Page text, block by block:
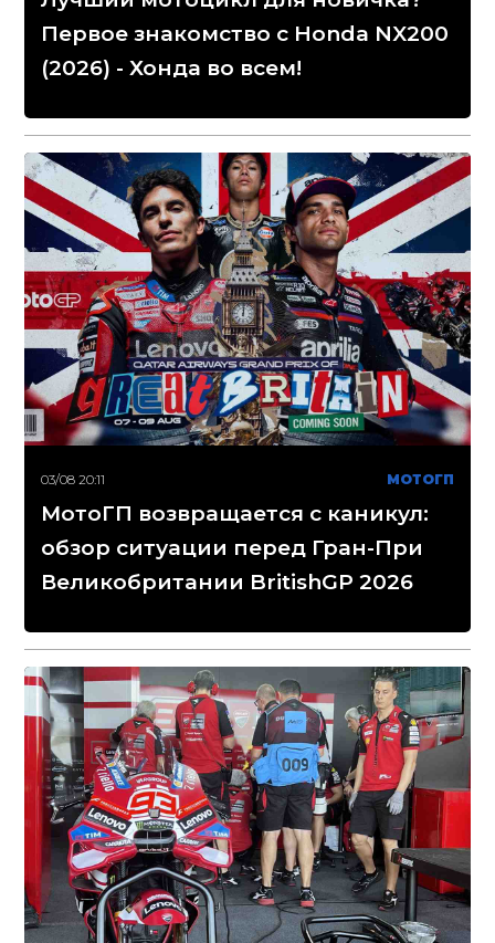
Первое знакомство с Honda NX200
(2026) - Хонда во всем!
03/08 20:11 МОТОГП
МотоГП возвращается с каникул:
обзор ситуации перед Гран-При
Великобритании BritishGP 2026